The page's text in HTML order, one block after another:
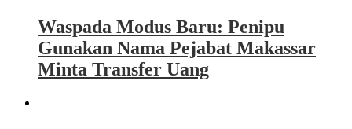
Waspada Modus Baru: Penipu
Gunakan Nama Pejabat Makassar
Minta Transfer Uang